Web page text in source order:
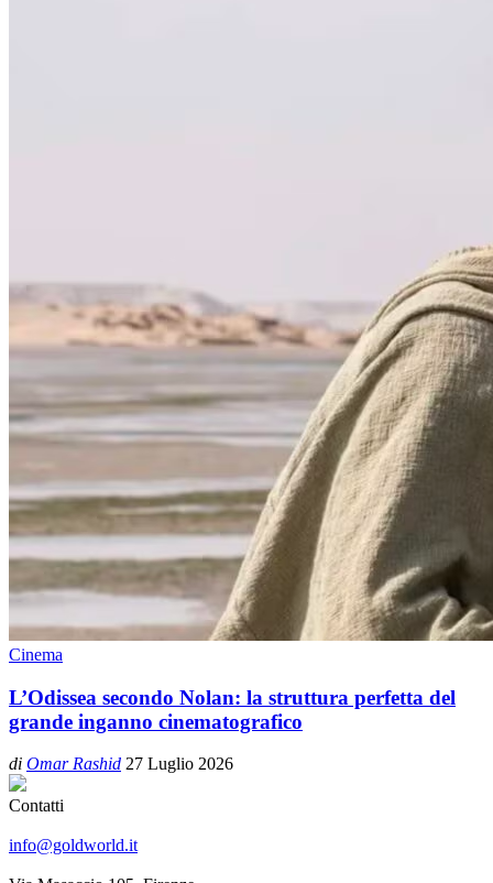
Cinema
L’Odissea secondo Nolan: la struttura perfetta del
grande inganno cinematografico
di Omar Rashid 27 Luglio 2026
Contatti
info@goldworld.it